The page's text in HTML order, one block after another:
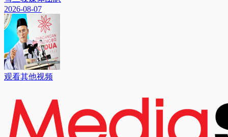
2026-08-07
观看其他视频